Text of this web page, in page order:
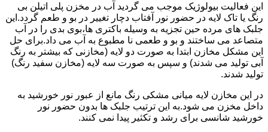
این فعالیت بیولوژیک موجب می گردید آب در مخزن پلی اتیلن بی
رنگ یا تاک لایه در حضور نور آفتاب دچار تغییر در بو و طعم گردد.این
جلبک های مرده حین تجزیه به وسیله باکتری ها،بوی بدی را در آب
متصاعد می ساختند و بو و طعمی نا مطبوع به آب می داد.برای حل
این مشکل مخازن ابتدا به صورت دو لایه (مخازنی که بیشتر به رنگ
آبی تولید می شدند) و سپس به صورت سه لایه (مخازن سفید رنگ)
تولید شدند.
در این مخازن لایه میانی مشکی رنگ مانع از عبور نور خورشید به
داخل مخزن می شود.به این ترتیب جلبک ها بدون حضور نور
خورشید شانسی برای رشد و تکثیر پیدا نمی کنند.